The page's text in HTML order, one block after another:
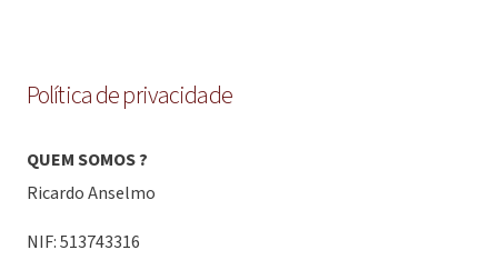
Política de privacidade
QUEM SOMOS ?
Ricardo Anselmo
NIF: 513743316